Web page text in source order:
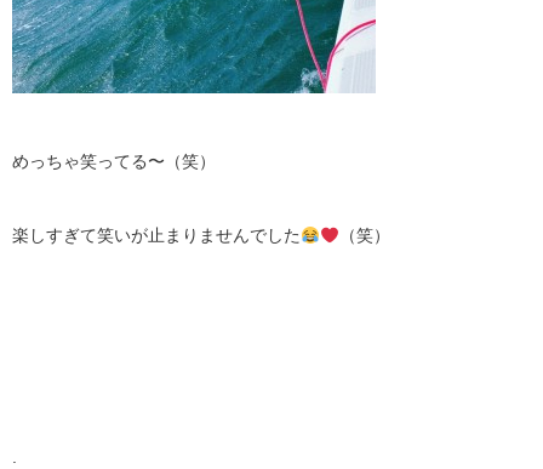
めっちゃ笑ってる〜（笑）
楽しすぎて笑いが止まりませんでした （笑）
.